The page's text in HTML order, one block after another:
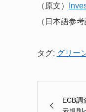
（原文）
（日本語参考
タグ: グリー
ECB調